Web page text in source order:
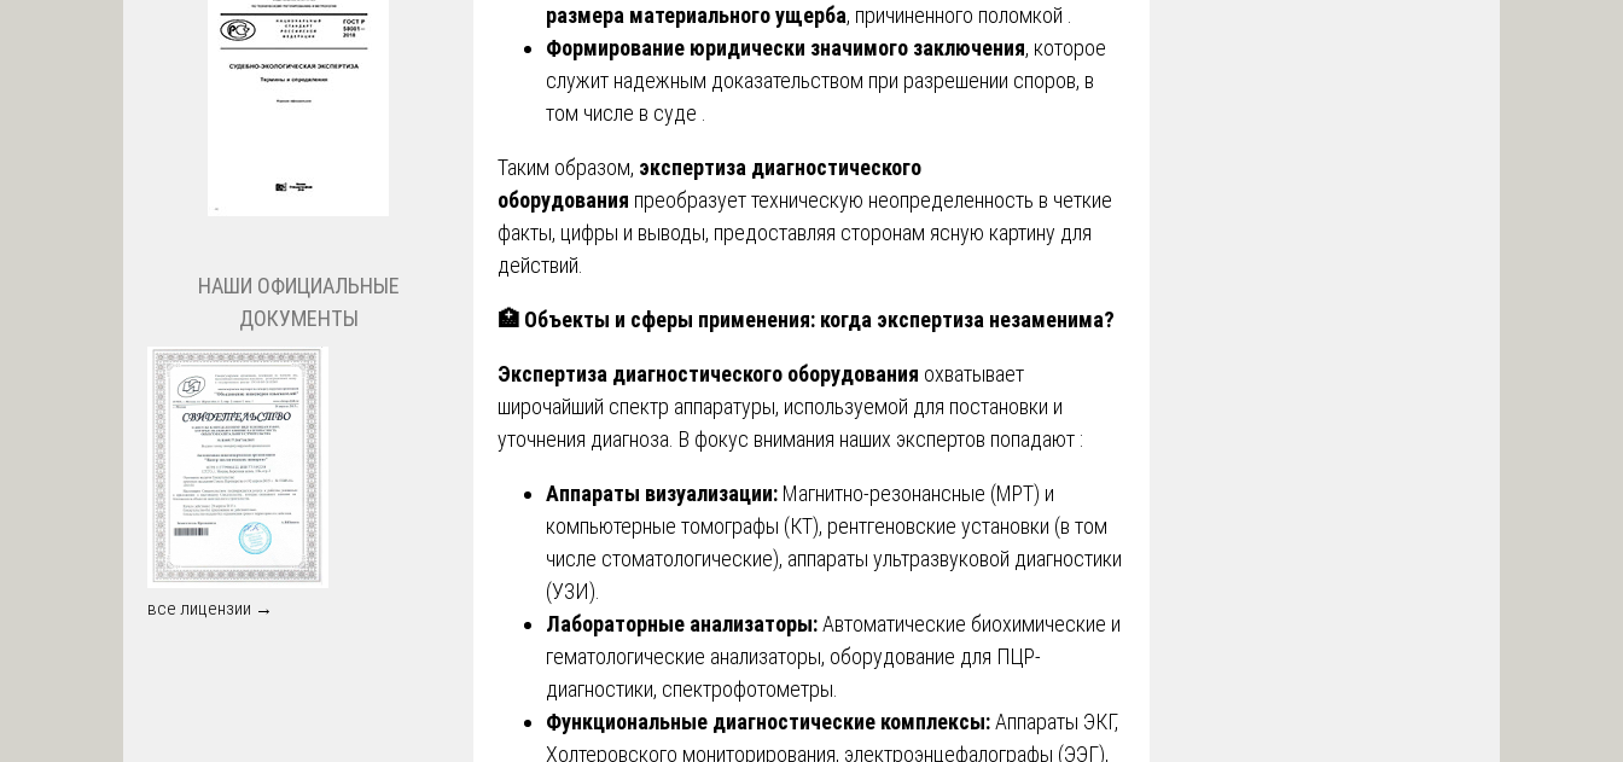
размера материального ущерба, причиненного поломкой .
Формирование юридически значимого заключения, которое
служит надежным доказательством при разрешении споров, в
том числе в суде .
Таким образом, экспертиза диагностического
оборудования преобразует техническую неопределенность в четкие
факты, цифры и выводы, предоставляя сторонам ясную картину для
действий.
🏥 Объекты и сферы применения: когда экспертиза незаменима?
Экспертиза диагностического оборудования охватывает
широчайший спектр аппаратуры, используемой для постановки и
уточнения диагноза. В фокус внимания наших экспертов попадают :
Аппараты визуализации: Магнитно-резонансные (МРТ) и
компьютерные томографы (КТ), рентгеновские установки (в том
числе стоматологические), аппараты ультразвуковой диагностики
(УЗИ).
Лабораторные анализаторы:Автоматические биохимические и
гематологические анализаторы, оборудование для ПЦР-
диагностики, спектрофотометры.
Функциональные диагностические комплексы:Аппараты ЭКГ,
Холтеровского мониторирования, электроэнцефалографы (ЭЭГ),
НАШИ ОФИЦИАЛЬНЫЕ
ДОКУМЕНТЫ
все лицензии →